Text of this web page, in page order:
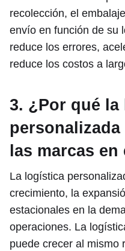
recolección, el
envío en función de su
reduce los errores,
reduce los costos a
3. ¿Por qué
las marcas
La logística
crecimiento, la
estacionales en la
operaciones. La
puede crecer al mismo